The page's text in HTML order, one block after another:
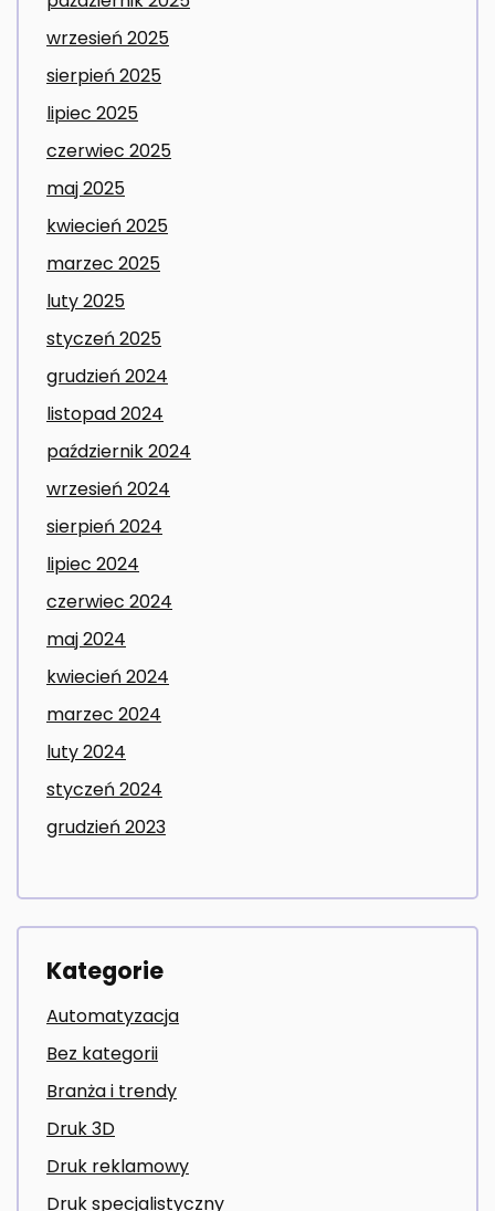
wrzesień 2025
sierpień 2025
lipiec 2025
czerwiec 2025
maj 2025
kwiecień 2025
marzec 2025
luty 2025
styczeń 2025
grudzień 2024
listopad 2024
październik 2024
wrzesień 2024
sierpień 2024
lipiec 2024
czerwiec 2024
maj 2024
kwiecień 2024
marzec 2024
luty 2024
styczeń 2024
grudzień 2023
Kategorie
Automatyzacja
Bez kategorii
Branża i trendy
Druk 3D
Druk reklamowy
Druk specjalistyczny